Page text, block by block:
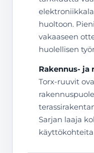
huoltoon.
vakaaseen
huolellisen
Rakennus-
Torx-ruuvit
Sarjan laaja